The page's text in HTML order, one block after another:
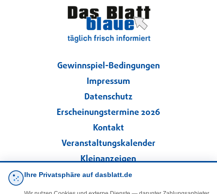
Gewinnspiel-Bedingungen
Impressum
Datenschutz
Erscheinungstermine 2026
Kontakt
Veranstaltungskalender
Kleinanzeigen
Ihre Privatsphäre auf dasblatt.de